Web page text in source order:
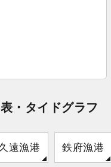
・タイドグラフ
遠漁港 鉄府漁港